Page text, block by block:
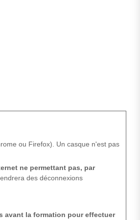
ou Firefox). Un casque n'est pas
ne permettant pas, par
des déconnexions
avant la formation pour effectuer